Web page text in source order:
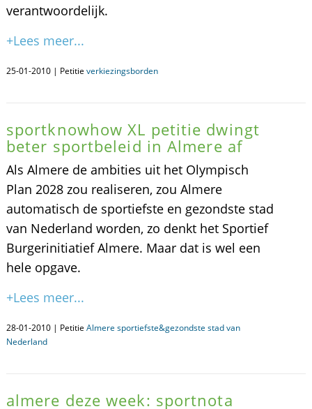
verantwoordelijk.
+Lees meer...
25-01-2010 | Petitie verkiezingsborden
sportknowhow XL petitie dwingt
beter sportbeleid in Almere af
Als Almere de ambities uit het Olympisch
Plan 2028 zou realiseren, zou Almere
automatisch de sportiefste en gezondste stad
van Nederland worden, zo denkt het Sportief
Burgerinitiatief Almere. Maar dat is wel een
hele opgave.
+Lees meer...
28-01-2010 | Petitie Almere sportiefste&gezondste stad van
Nederland
almere deze week: sportnota